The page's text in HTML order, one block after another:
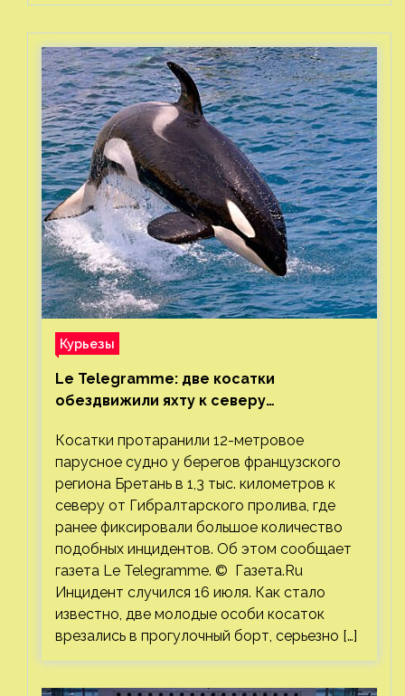
Курьезы
Le Telegramme: две косатки
обездвижили яхту к северу
Косатки протаранили 12-метровое
парусное судно у берегов французского
региона Бретань в 1,3 тыс. километров к
северу от Гибралтарского пролива, где
ранее фиксировали большое количество
подобных инцидентов. Об этом сообщает
газета Le Telegramme. © Газета.Ru
Инцидент случился 16 июля. Как стало
известно, две молодые особи косаток
врезались в прогулочный борт, серьезно […]